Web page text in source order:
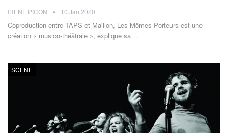
IRENE PICON 10 Jan 2020
Coproduction entre TAPS et Maillon, Les Mômes Porteurs est une
création « musico-théâtrale », explique sa…
SCÈNE